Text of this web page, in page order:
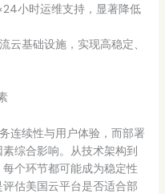
小时运维支持，显著降低
云基础设施，实现高稳定、
连续性与用户体验，而部署
综合影响。从技术架构到
个环节都可能成为稳定性
估美国云平台是否适合部